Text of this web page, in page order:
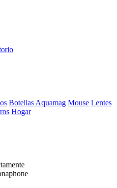
Botellas Aquamag Mouse Lentes
Hogar